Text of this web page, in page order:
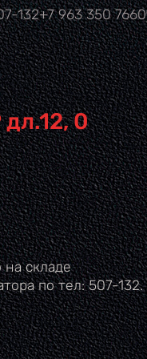
132+7 963350 7660
0
складе
по тел: 507-132.